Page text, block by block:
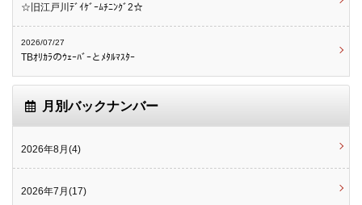
☆旧江戸川ﾃﾞｲｹﾞｰﾑﾁﾆﾝｸﾞ2☆
2026/07/27
TBｵﾘｶﾗのｳｪｰﾊﾞｰとﾒﾀﾙﾏｽﾀｰ
月別バックナンバー
2026年8月(4)
2026年7月(17)